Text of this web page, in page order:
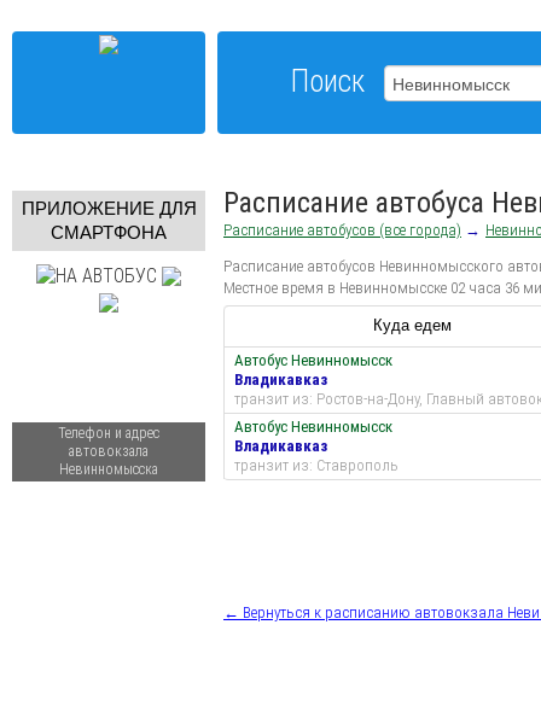
Поиск
ПРИЛОЖЕНИЕ ДЛЯ
СМАРТФОНА
Телефон и адрес
автовокзала
Невинномысска
Расписание автобуса
Расписание автобусов (все города) →
Расписание автобусов Невинномысского
Местное время в Невинномысске 02 часа 36
Куда едем
Автобус Невинномысск
Владикавказ
транзит из: Ростов-на-Дону, Главный
Автобус Невинномысск
Владикавказ
транзит из: Ставрополь
← Вернуться к расписанию автовокзала